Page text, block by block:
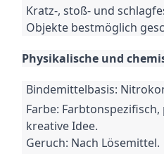
Kratz-, stoß- und
Objekte bestmöglich
Physikalische und
Bindemittelbasis:
Farbe:
kreative Idee.
Geruch: Nach Lösemittel.